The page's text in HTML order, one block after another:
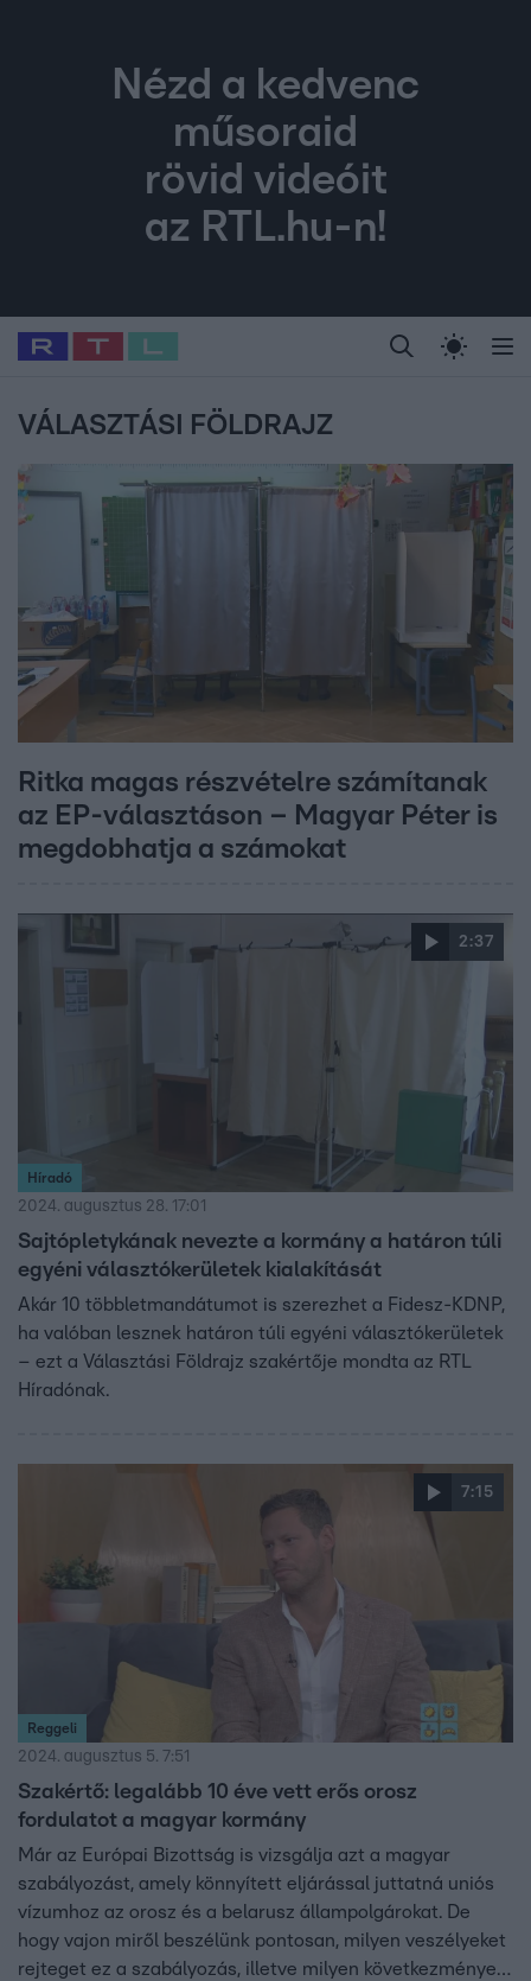
Nézd a kedvenc
műsoraid
rövid videóit
az RTL.hu-n!
Legfrissebb RTL Híradó Randi Celeb vagyok,
Babits Marcella Most Wanted Gallusz
VÁLASZTÁSI FÖLDRAJZ
Ritka magas részvételre számítanak
az EP-választáson – Magyar Péter is
megdobhatja a számokat
2:37
Híradó
2024. augusztus 28. 17:01
Sajtópletykának nevezte a kormány a határon túli
egyéni választókerületek kialakítását
Akár 10 többletmandátumot is szerezhet a Fidesz-KDNP,
ha valóban lesznek határon túli egyéni választókerületek
– ezt a Választási Földrajz szakértője mondta az RTL
Híradónak.
7:15
Reggeli
2024. augusztus 5. 7:51
Szakértő: legalább 10 éve vett erős orosz
fordulatot a magyar kormány
Már az Európai Bizottság is vizsgálja azt a magyar
szabályozást, amely könnyített eljárással juttatná uniós
vízumhoz az orosz és a belarusz állampolgárokat. De
hogy vajon miről beszélünk pontosan, milyen veszélyeket
rejteget ez a szabályozás, illetve milyen következményei